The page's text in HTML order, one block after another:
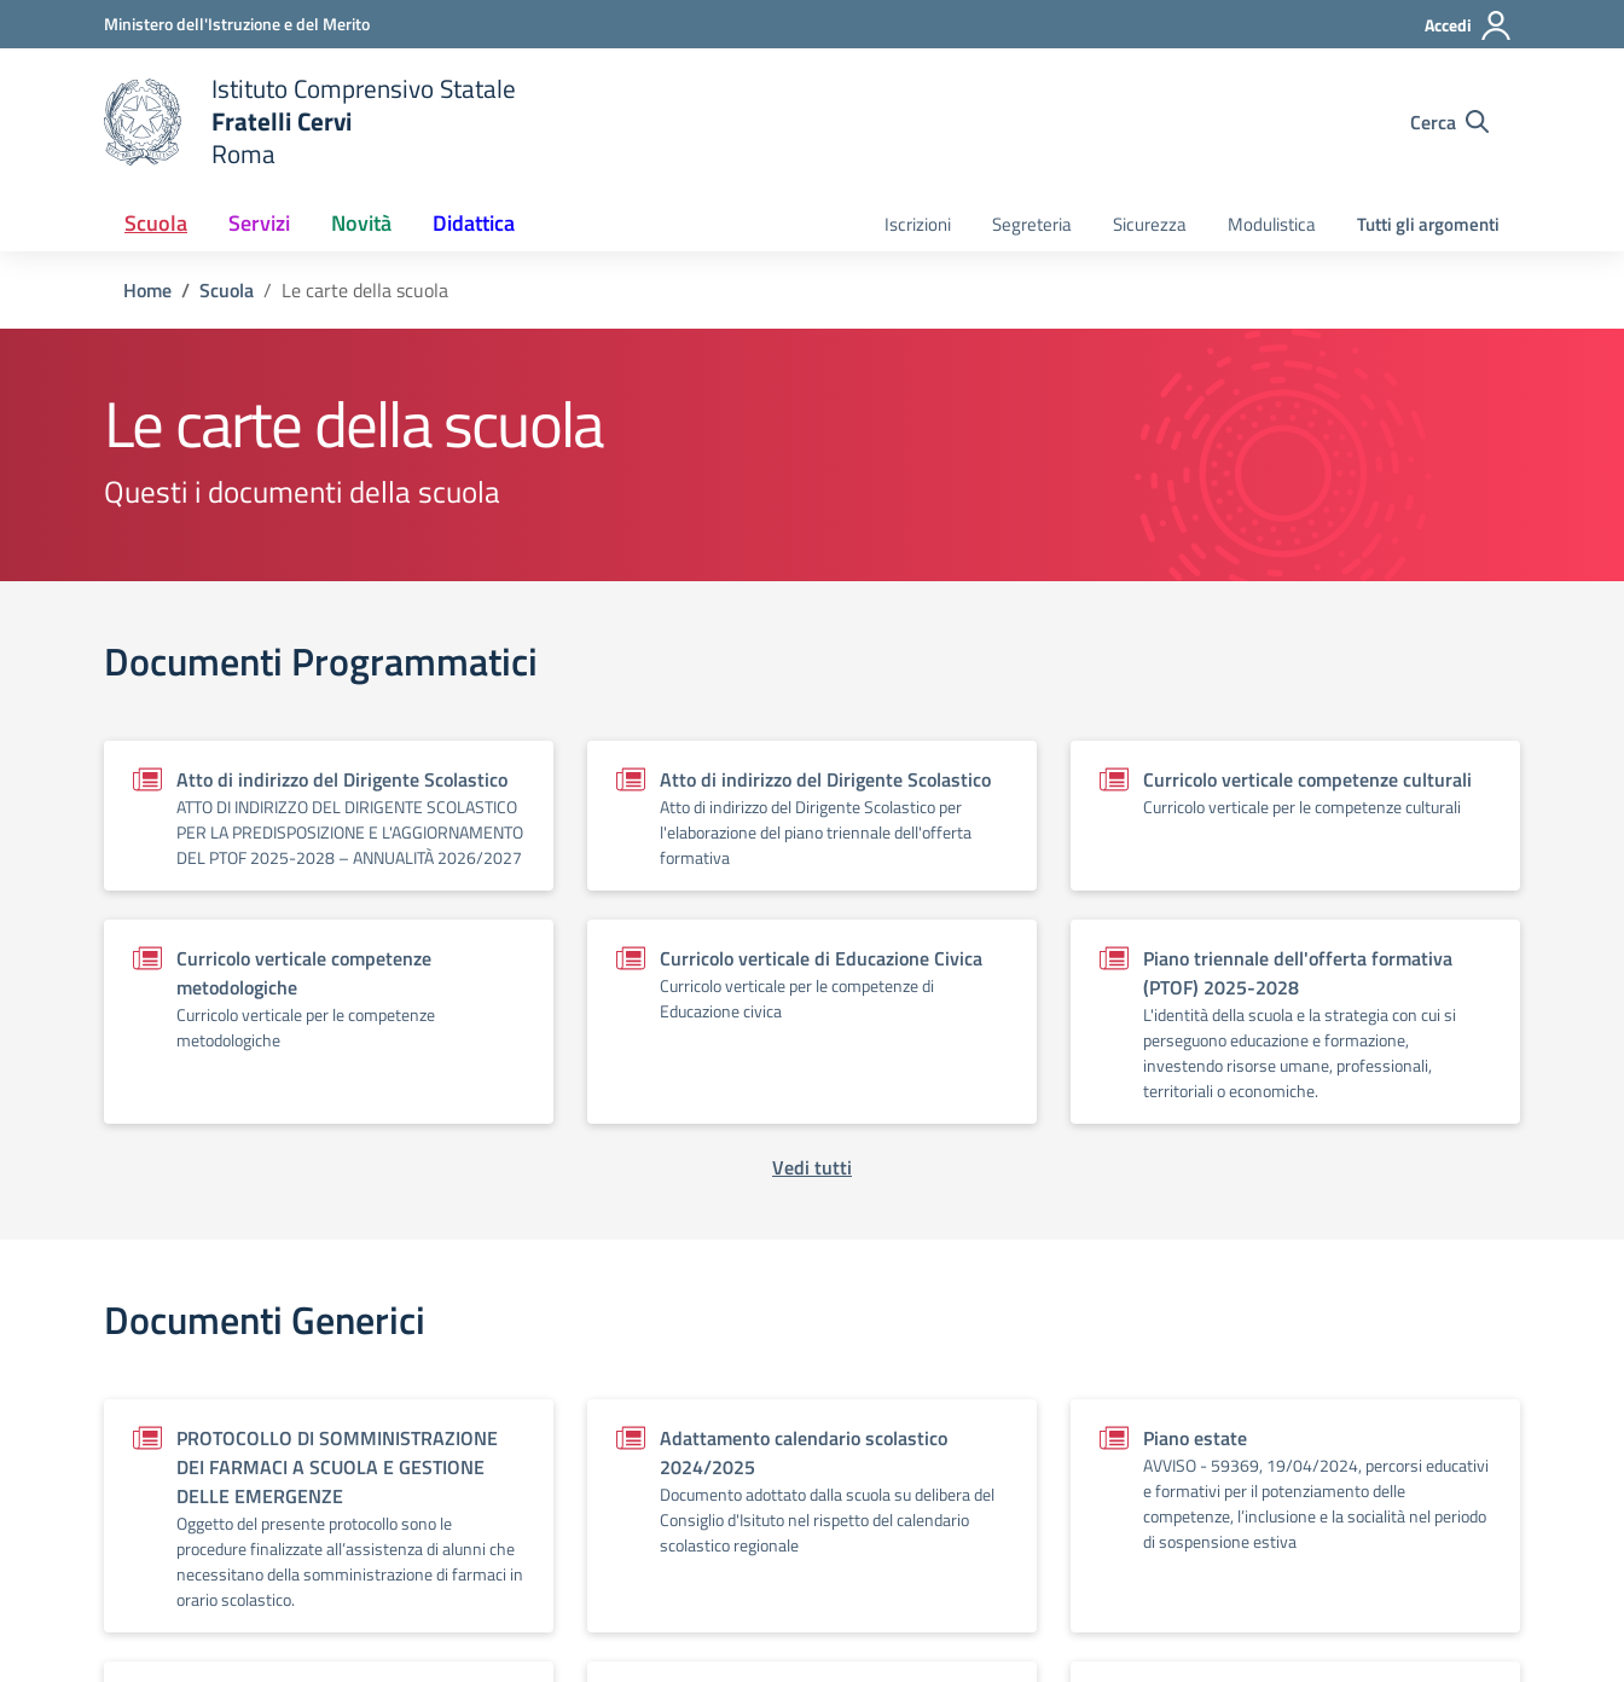
Vai ai contenuti
Vai al menu di navigazioneMinistero dell'Istruzione e del Merito Accedi
scuola
Istituto Comprensivo Statale
Fratelli Cervi
Roma
Cerca
Scuola Servizi Novità Didattica Iscrizioni Segreteria Sicurezza Modulistica Tutti gli argomenti
Home Scuola Le carte della scuola
Le carte della scuola
Questi i documenti della scuola
Documenti Programmatici
Atto di indirizzo del Dirigente Scolastico
ATTO DI INDIRIZZO DEL DIRIGENTE SCOLASTICO
PER LA PREDISPOSIZIONE E L'AGGIORNAMENTO
DEL PTOF 2025-2028 – ANNUALITÀ 2026/2027
Atto di indirizzo del Dirigente Scolastico
Atto di indirizzo del Dirigente Scolastico per
l'elaborazione del piano triennale dell'offerta
formativa
Curricolo verticale competenze culturali
Curricolo verticale per le competenze culturali
Curricolo verticale competenze
metodologiche
Curricolo verticale per le competenze
metodologiche
Curricolo verticale di Educazione Civica
Curricolo verticale per le competenze di
Educazione civica
Piano triennale dell'offerta formativa
(PTOF) 2025-2028
L'identità della scuola e la strategia con cui si
perseguono educazione e formazione,
investendo risorse umane, professionali,
territoriali o economiche.
Vedi tutti
Documenti Generici
PROTOCOLLO DI SOMMINISTRAZIONE
DEI FARMACI A SCUOLA E GESTIONE
DELLE EMERGENZE
Oggetto del presente protocollo sono le
procedure finalizzate all’assistenza di alunni che
necessitano della somministrazione di farmaci in
orario scolastico.
Adattamento calendario scolastico
2024/2025
Documento adottato dalla scuola su delibera del
Consiglio d'Isituto nel rispetto del calendario
scolastico regionale
Piano estate
AVVISO - 59369, 19/04/2024, percorsi educativi
e formativi per il potenziamento delle
competenze, l’inclusione e la socialità nel periodo
di sospensione estiva